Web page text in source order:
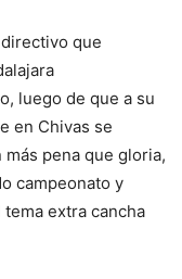
que
luego de que a su
en Chivas se
pena que gloria,
campeonato y
extra cancha